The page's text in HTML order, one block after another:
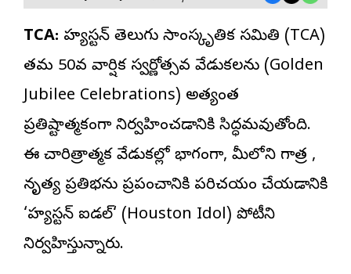
TCA: హ్యూస్టన్ తెలుగు సాంస్కృతిక సమితి (TCA)
తమ 50వ వార్షిక స్వర్ణోత్సవ వేడుకలను (Golden
Jubilee Celebrations) అత్యంత
ప్రతిష్టాత్మకంగా నిర్వహించడానికి సిద్ధమవుతోంది.
ఈ చారిత్రాత్మక వేడుకల్లో భాగంగా, మీలోని గాత్ర ,
నృత్య ప్రతిభను ప్రపంచానికి పరిచయం చేయడానికి
‘హ్యూస్టన్ ఐడల్‘ (Houston Idol) పోటీని
నిర్వహిస్తున్నారు.